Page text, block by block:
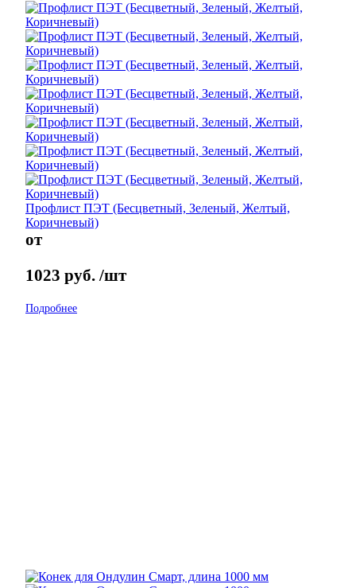
Пpoфлиcт ПЭT (Бесцветный, Зeленый, Жeлтый,
Коричнeвый)
от
1023 руб. /шт
Подробнее